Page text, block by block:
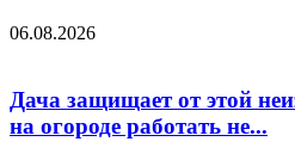
06.08.2026
Дача защищает от этой
на огороде работать не...